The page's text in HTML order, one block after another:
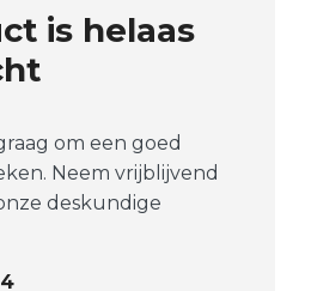
is helaas
om een goed
Neem vrijblijvend
deskundige